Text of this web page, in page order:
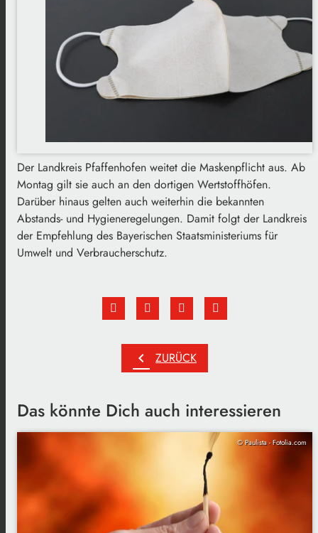
Der Landkreis Pfaffenhofen weitet die Maskenpflicht aus. Ab
Montag gilt sie auch an den dortigen Wertstoffhöfen.
Darüber hinaus gelten auch weiterhin die bekannten
Abstands- und Hygieneregelungen. Damit folgt der Landkreis
der Empfehlung des Bayerischen Staatsministeriums für
Umwelt und Verbraucherschutz.
chevron_left ZURÜCK
Das könnte Dich auch interessieren
© Paulista - Fotolia.com